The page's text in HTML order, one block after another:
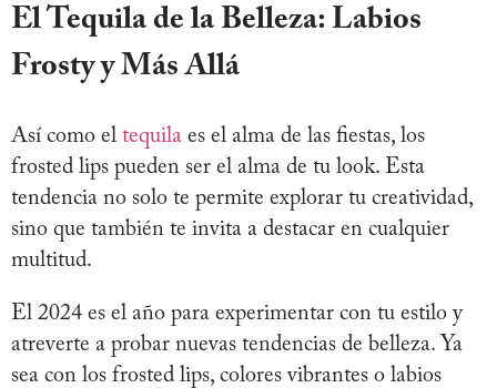
El Tequila de la Belleza: Labios
Frosty y Más Allá
Así como el tequila es el alma de las fiestas, los
frosted lips pueden ser el alma de tu look. Esta
tendencia no solo te permite explorar tu creatividad,
sino que también te invita a destacar en cualquier
multitud.
El 2024 es el año para experimentar con tu estilo y
atreverte a probar nuevas tendencias de belleza. Ya
sea con los frosted lips, colores vibrantes o labios